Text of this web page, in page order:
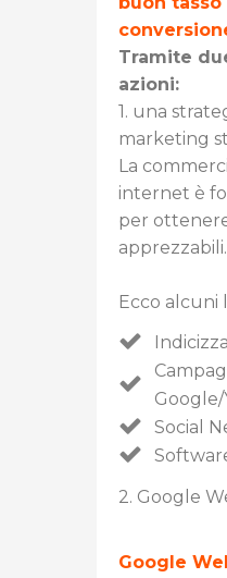
Tramite
azioni:
1. una
marketing
La
internet è
per
apprezzabili.
Ecco alcuni
Social
2. Google
Google